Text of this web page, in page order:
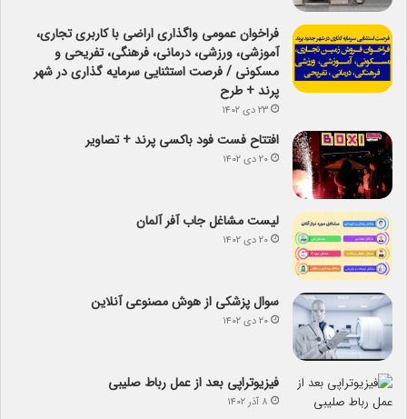
فراخوان عمومی واگذاری اراضی با کاربری تجاری،
آموزشی، ورزشی، درمانی، فرهنگی، تفریحی و
مسکونی / فرصت استثنایی سرمایه گذاری در شهر
پرند + طرح
۲۳ دی ۱۴۰۲
افتتاح فست فود باکسی پرند + تصاویر
۲۰ دی ۱۴۰۲
لیست مشاغل جاب آفر آلمان
۲۰ دی ۱۴۰۲
سوال پزشکی از هوش مصنوعی آنلاین
۲۰ دی ۱۴۰۲
فیزیوتراپی بعد از عمل رباط صلیبی
۸ آذر ۱۴۰۲